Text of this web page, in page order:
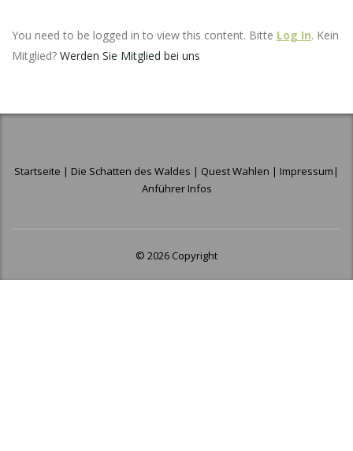
You need to be logged in to view this content. Bitte Log In. Kein
Mitglied? Werden Sie Mitglied bei uns
Startseite | Die Schatten des Waldes | Quest Wahlen | Impressum |
Anführer Infos
© 2026 Copyright